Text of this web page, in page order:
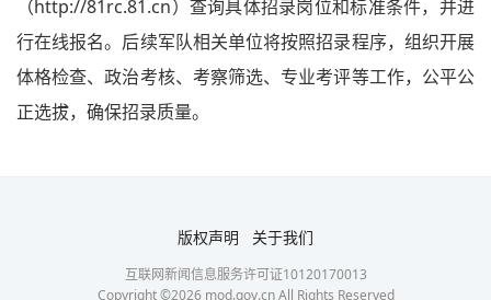
（http://81rc.81.cn）查询具体招录岗位和标准条件，并进
行在线报名。后续军队相关单位将按照招录程序，组织开展
体格检查、政治考核、考察筛选、专业考评等工作，公平公
正选拔，确保招录质量。
版权声明 关于我们
互联网新闻信息服务许可证10120170013
Copyright ©2026mod.gov.cn All Rights Reserved